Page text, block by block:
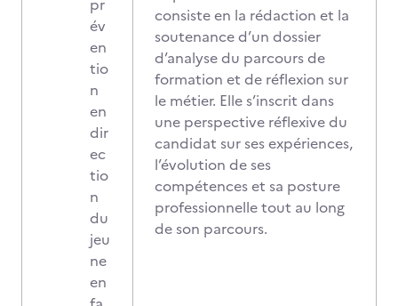
pr
év
en
tio
n
en
dir
ec
tio
n
du
jeu
ne
en
consiste en la rédaction et la
soutenance d’un dossier
d’analyse du parcours de
formation et de réflexion sur
le métier. Elle s’inscrit dans
une perspective réflexive du
candidat sur ses expériences,
l’évolution de ses
compétences et sa posture
professionnelle tout au long
de son parcours.